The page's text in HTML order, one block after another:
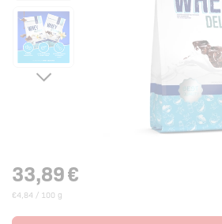
33,89€
€4,84 / 100 g